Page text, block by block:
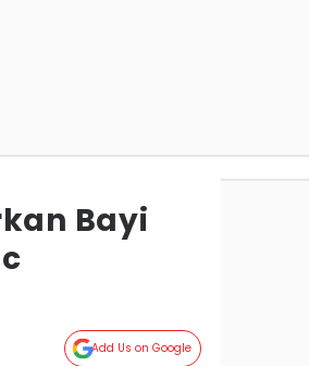
Bayi
Add Us on Google